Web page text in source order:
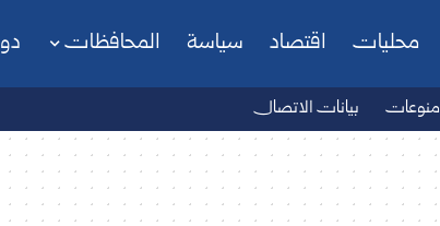
محليات اقتصاد سياسة المحافظات
منوعات بيانات الاتصال